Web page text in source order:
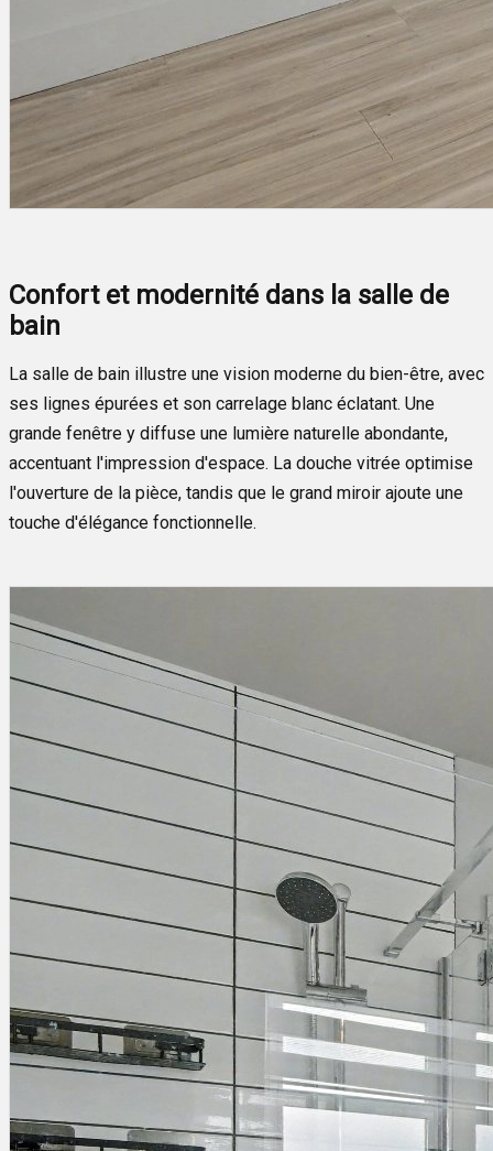
Confort et modernité dans la salle de
bain
La salle de bain illustre une vision moderne du bien-être, avec
ses lignes épurées et son carrelage blanc éclatant. Une
grande fenêtre y diffuse une lumière naturelle abondante,
accentuant l'impression d'espace. La douche vitrée optimise
l'ouverture de la pièce, tandis que le grand miroir ajoute une
touche d'élégance fonctionnelle.